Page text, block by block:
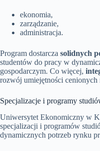
ekonomia,
zarządzanie,
administracja.
Program dostarcza solidnych
studentów do pracy w
gospodarczym. Co więcej,
rozwój umiejętności cenionych
Specjalizacje i programy
Uniwersytet Ekonomiczny w
specjalizacji i programów
dynamicznych potrzeb rynku